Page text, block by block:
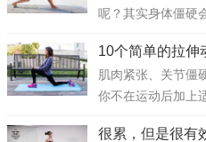
呢？其实身体僵硬
10个简单的拉伸
肌肉紧张、关节僵
你不在运动后加上
很累，但是很有